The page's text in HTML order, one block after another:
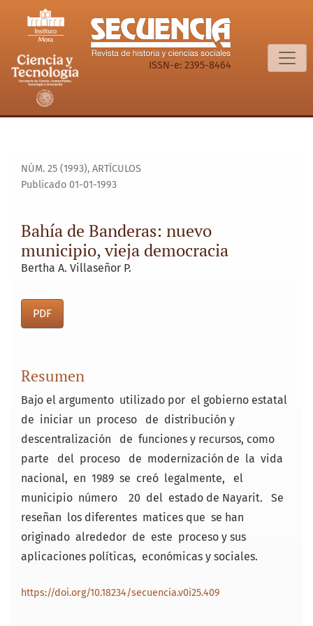
Bahía de Banderas: nuevo municipio, vieja democracia
ISSN-e: 2395-8464
NÚM. 25 (1993), ARTÍCULOS
Bahía de Banderas: nuevo
municipio, vieja democracia
Publicado 01-01-1993
Bertha A. Villaseñor P.
PDF
Resumen
Bajo el argumento utilizado por el gobierno estatal
de iniciar un proceso de distribución y
descentralización de funciones y recursos, como
parte del proceso de modernización de la vida
nacional, en 1989 se creó legalmente, el
municipio número 20 del estado de Nayarit. Se
reseñan los diferentes matices que se han
originado alrededor de este proceso y sus
aplicaciones políticas, económicas y sociales.
https://doi.org/10.18234/secuencia.v0i25.409